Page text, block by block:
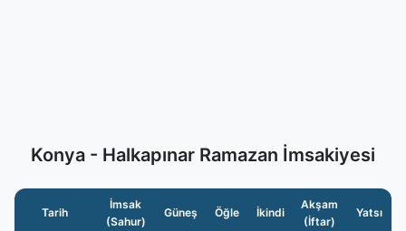
Konya - Halkapınar Ramazan İmsakiyesi
Tarih
İmsak
(Sahur)
Güneş Öğle İkindi
Akşam
(İftar)
Yatsı